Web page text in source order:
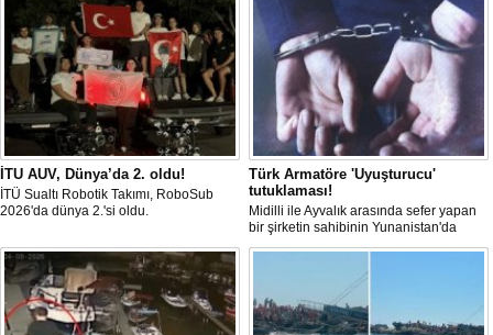
İTU AUV, Dünya’da 2. oldu!
İTÜ Sualtı Robotik Takımı, RoboSub
2026'da dünya 2.'si oldu.
Türk Armatöre 'Uyuşturucu'
tutuklaması!
Midilli ile Ayvalık arasında sefer yapan
bir şirketin sahibinin Yunanistan'da
tutuklandığı bildirildi.